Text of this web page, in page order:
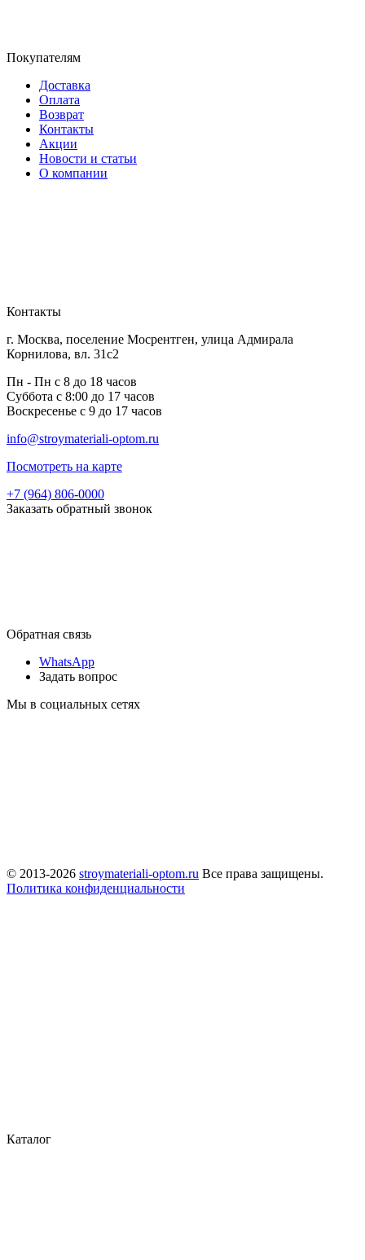
Покупателям
Доставка
Оплата
Возврат
Контакты
Акции
Новости и статьи
О компании
Контакты
г. Москва, поселение Мосрентген, улица Адмирала
Корнилова, вл. 31с2
Пн - Пн с 8 до 18 часов
Суббота с 8:00 до 17 часов
Воскресенье с 9 до 17 часов
info@stroymateriali-optom.ru
Посмотреть на карте
+7 (964) 806-0000
Заказать обратный звонок
Обратная связь
WhatsApp
Задать вопрос
Мы в социальных сетях
© 2013-2026 stroymateriali-optom.ru Все права защищены.
Политика конфиденциальности
Каталог